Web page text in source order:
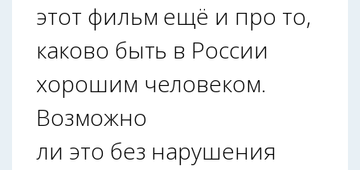
этот фильм ещё и про то,
каково быть в России
хорошим человеком.
Возможно
ли это без нарушения